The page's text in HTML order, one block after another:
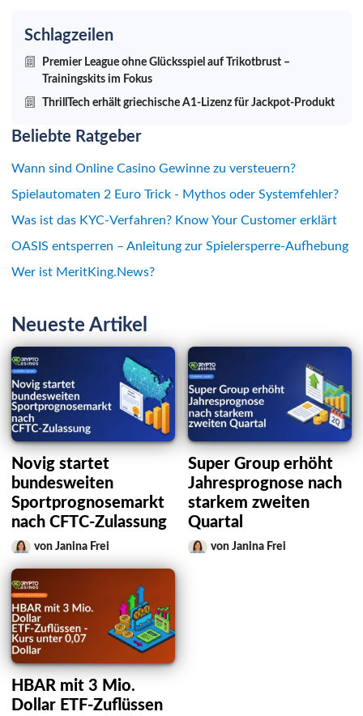
Schlagzeilen
Premier League ohne Glücksspiel auf Trikotbrust –
Trainingskits im Fokus
ThrillTech erhält griechische A1-Lizenz für Jackpot-Produkt
Beliebte Ratgeber
Wann sind Online Casino Gewinne zu versteuern?
Spielautomaten 2 Euro Trick - Mythos oder Systemfehler?
Was ist das KYC-Verfahren? Know Your Customer erklärt
OASIS entsperren – Anleitung zur Spielersperre-Aufhebung
Wer ist MeritKing.News?
Neueste Artikel
Novig startet
bundesweiten
Sportprognosemarkt
nach CFTC-Zulassung
von Janina Frei
Super Group erhöht
Jahresprognose nach
starkem zweiten
Quartal
von Janina Frei
HBAR mit 3 Mio.
Dollar ETF-Zuflüssen